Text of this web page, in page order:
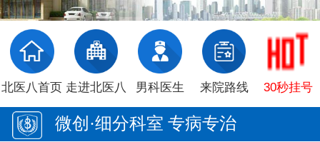
北医八首页 走进北医八 男科医生 来院路线 30秒挂号
微创·细分科室 专病专治